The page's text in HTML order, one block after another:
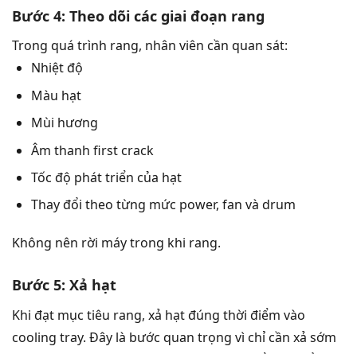
Bước 4: Theo dõi các giai đoạn rang
Trong quá trình rang, nhân viên cần quan sát:
Nhiệt độ
Màu hạt
Mùi hương
Âm thanh first crack
Tốc độ phát triển của hạt
Thay đổi theo từng mức power, fan và drum
Không nên rời máy trong khi rang.
Bước 5: Xả hạt
Khi đạt mục tiêu rang, xả hạt đúng thời điểm vào
cooling tray. Đây là bước quan trọng vì chỉ cần xả sớm